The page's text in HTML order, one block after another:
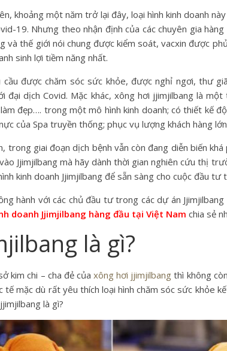
khoảng một năm trở lại đây, loại hình kinh doanh
19. Nhưng theo nhận định của các chuyên gia
và thế giới nói chung được kiểm soát, vacxin được
sinh lợi tiềm năng nhất.
cầu được chăm sóc sức khỏe, được nghỉ ngơi, thư
đại dịch Covid. Mặc khác, xông hơi jjimjilbang là
đẹp…. trong một mô hình kinh doanh; có thiết kế
của Spa truyền thống; phục vụ lượng khách hàng
trong giai đoạn dịch bệnh vẫn còn đang diễn biến
Jjimjilbang mà hãy dành thời gian nghiên cứu thị
kinh doanh Jjimjilbang để sẵn sàng cho cuộc đầu
hành với các chủ đầu tư trong các dự án Jjimjilbang
doanh Jjimjilbang hàng đầu tại Việt Nam chia sẻ
là gì?
kim chi – cha đẻ củaxông hơi jjimjilbang thì không
tế mặc dù rất yêu thích loại hình chăm sóc sức khỏe
là gì?